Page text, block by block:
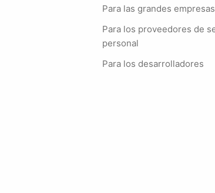
Para las grandes empresas
Para los proveedores de servicios de
personal
Para los desarrolladores